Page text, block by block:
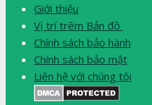
Giới thiệu
Vị trí trêm Bản đồ
Chính sách bảo hành
Chính sách bảo mật
Liên hệ với chúng tôi